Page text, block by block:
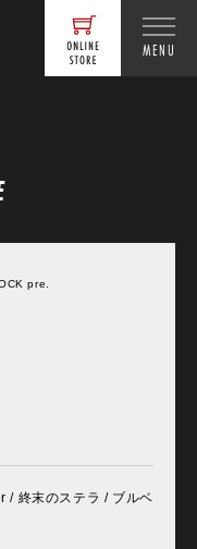
MENU
pre.
/ 終末のステラ / ブルベ